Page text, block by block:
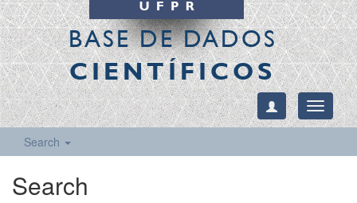
BASE DE DADOS
CIENTÍFICOS
Toggle
Search
Search